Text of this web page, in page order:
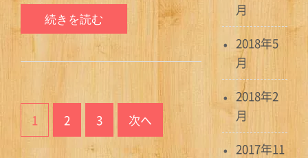
続きを読む
投
稿1 2 3 次へ
月
2018年5
月
2018年2
月
2017年11